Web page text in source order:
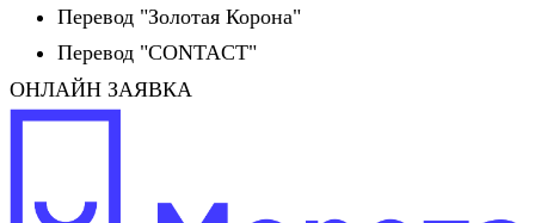
Перевод "Золотая Корона"
Перевод "CONTACT"
ОНЛАЙН ЗАЯВКА